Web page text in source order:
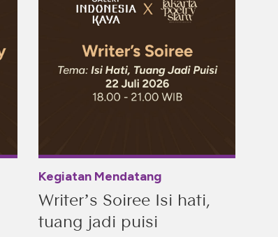
Kegiatan Mendatang
Writer’s Soiree Isi hati,
tuang jadi puisi